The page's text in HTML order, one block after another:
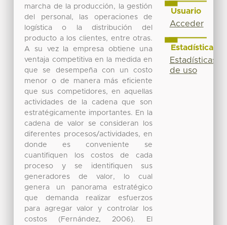
marcha de la producción, la gestión
del personal, las operaciones de
logística o la distribución del
producto a los clientes, entre otras.
A su vez la empresa obtiene una
ventaja competitiva en la medida en
que se desempeña con un costo
menor o de manera más eficiente
que sus competidores, en aquellas
actividades de la cadena que son
estratégicamente importantes. En la
cadena de valor se consideran los
diferentes procesos/actividades, en
donde es conveniente se
cuantifiquen los costos de cada
proceso y se identifiquen sus
generadores de valor, lo cual
genera un panorama estratégico
que demanda realizar esfuerzos
para agregar valor y controlar los
costos (Fernández, 2006). El
Usuario
Acceder
Estadísticas
Estadísticas
de uso